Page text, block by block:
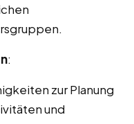
:
zur Planung
und